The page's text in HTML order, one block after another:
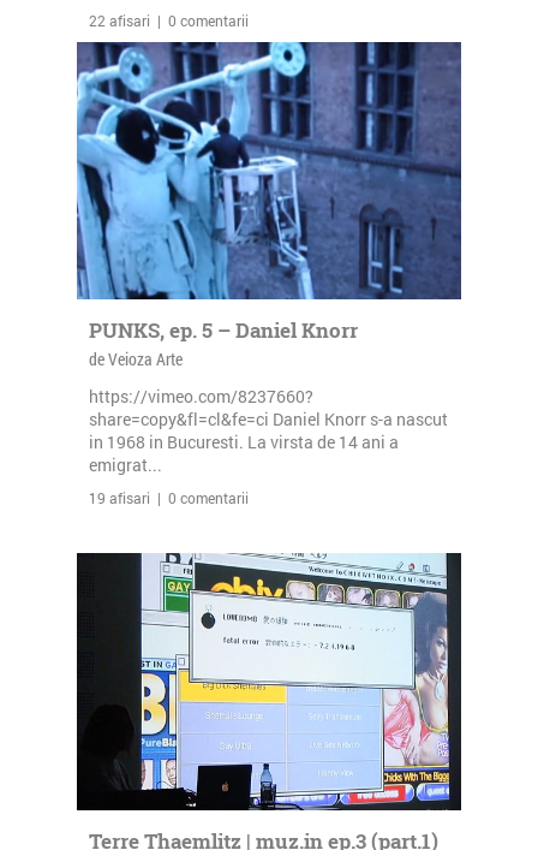
22 afisari | 0 comentarii
PUNKS, ep. 5 – Daniel Knorr
de Veioza Arte
https://vimeo.com/8237660?
share=copy&fl=cl&fe=ci Daniel Knorr s-a nascut
in 1968 in Bucuresti. La virsta de 14 ani a
emigrat...
19 afisari | 0 comentarii
Terre Thaemlitz | muz.in ep.3 (part.1)